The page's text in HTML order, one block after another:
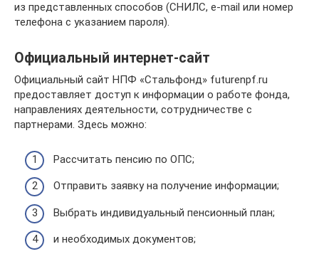
из представленных способов (СНИЛС, e-mail или номер
телефона с указанием пароля).
Официальный интернет-сайт
Официальный сайт НПФ «Стальфонд» futurenpf.ru
предоставляет доступ к информации о работе фонда,
направлениях деятельности, сотрудничестве с
партнерами. Здесь можно:
Рассчитать пенсию по ОПС;
Отправить заявку на получение информации;
Выбрать индивидуальный пенсионный план;
и необходимых документов;